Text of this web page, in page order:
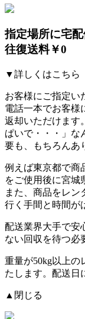
指定場所に宅
往復送料￥0
▼詳しくはこちら
お客様にご指定い
電話一本でお客様
返却いただけます
ぱいで・・・」な
要も、もちろんあ
例えば東京都で商
をご使用後に宮城
また、商品をレン
行く手間と時間が
配送業界大手で安
ない回収を待つ必
重量が50kg以上の
たします。配送日
▲閉じる